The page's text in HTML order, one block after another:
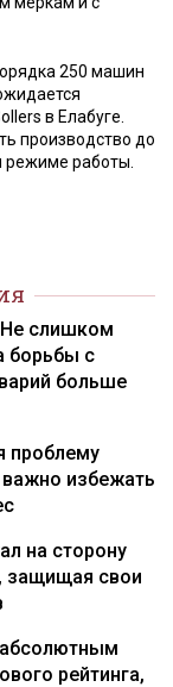
250 машин
в Елабуге.
производство до
режиме работы.
Не слишком
борьбы с
больше
проблему
важно избежать
на сторону
защищая свои
рейтинга,